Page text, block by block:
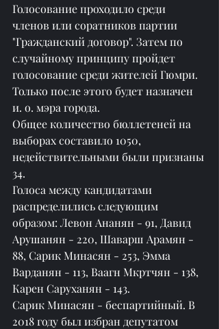
Голосование проходило среди
членов или соратников партии
"Гражданский договор". Затем по
случайному принципу пройдет
голосование среди жителей Гюмри.
Только после этого будет назначен
и. о. мэра города.
Общее количество бюллетеней на
выборах составило 1050,
недействительными были признаны
34.
Голоса между кандидатами
распределились следующим
образом: Левон Ананян - 91, Давид
Арушанян - 220, Шаварш Арамян -
88, Сарик Минасян - 253, Эмма
Варданян - 113, Ваагн Мкртчян - 138,
Карен Саруханян - 143.
Сарик Минасян - беспартийный. В
2018 году был избран депутатом